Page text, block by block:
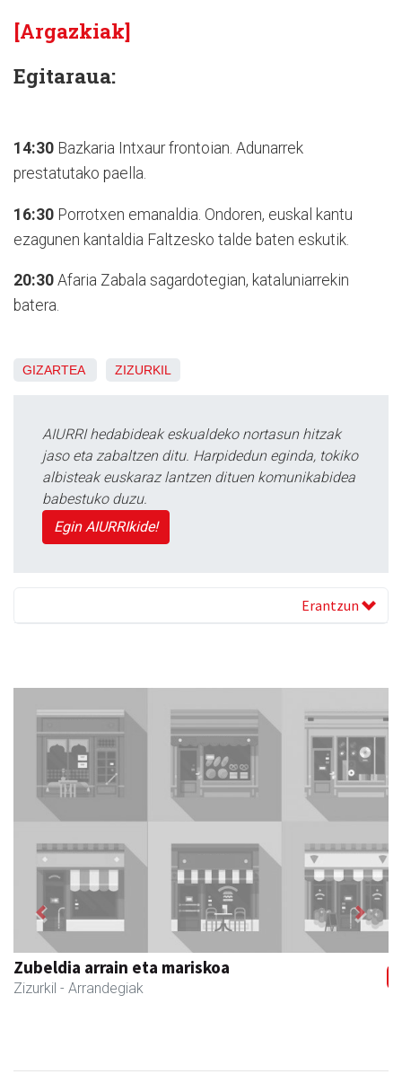
[Argazkiak]
Egitaraua:
14:30 Bazkaria Intxaur frontoian. Adunarrek
prestatutako paella.
16:30 Porrotxen emanaldia. Ondoren, euskal kantu
ezagunen kantaldia Faltzesko talde baten eskutik.
20:30 Afaria Zabala sagardotegian, kataluniarrekin
batera.
GIZARTEA ZIZURKIL
AIURRI hedabideak eskualdeko nortasun hitzak
jaso eta zabaltzen ditu. Harpidedun eginda, tokiko
albisteak euskaraz lantzen dituen komunikabidea
babestuko duzu.
Egin AIURRIkide!
Erantzun
Zubeldia arrain eta mariskoa
Zizurkil - Arrandegiak
Previous Next